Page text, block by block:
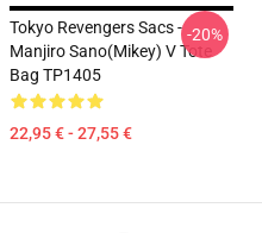
Tokyo Revengers Sacs -
Manjiro Sano(Mikey) V Tote
Bag TP1405
22,95 € - 27,55 €
-20%